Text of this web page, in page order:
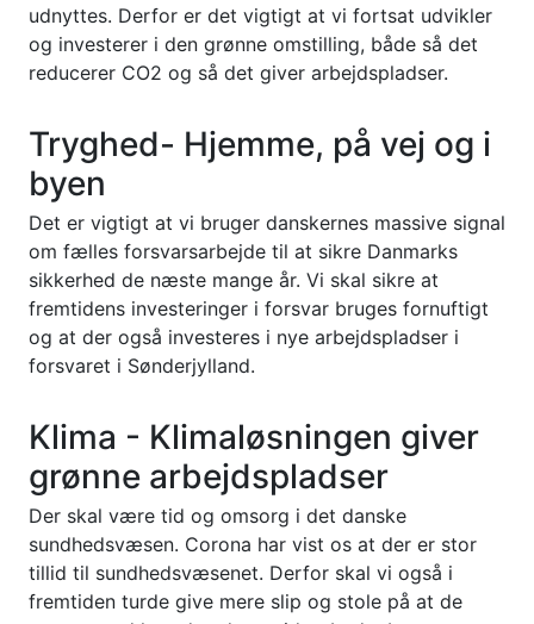
udnyttes. Derfor er det vigtigt at vi fortsat udvikler
og investerer i den grønne omstilling, både så det
reducerer CO2 og så det giver arbejdspladser.
Tryghed- Hjemme, på vej og i
byen
Det er vigtigt at vi bruger danskernes massive signal
om fælles forsvarsarbejde til at sikre Danmarks
sikkerhed de næste mange år. Vi skal sikre at
fremtidens investeringer i forsvar bruges fornuftigt
og at der også investeres i nye arbejdspladser i
forsvaret i Sønderjylland.
Klima - Klimaløsningen giver
grønne arbejdspladser
Der skal være tid og omsorg i det danske
sundhedsvæsen. Corona har vist os at der er stor
tillid til sundhedsvæsenet. Derfor skal vi også i
fremtiden turde give mere slip og stole på at de